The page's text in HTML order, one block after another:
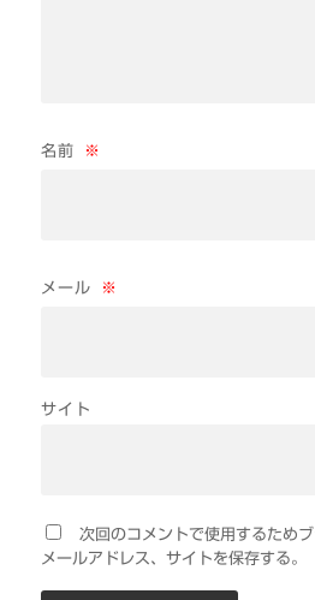
名前 ※
メール ※
サイト
次回のコメントで使用するため
メールアドレス、サイトを保存する。